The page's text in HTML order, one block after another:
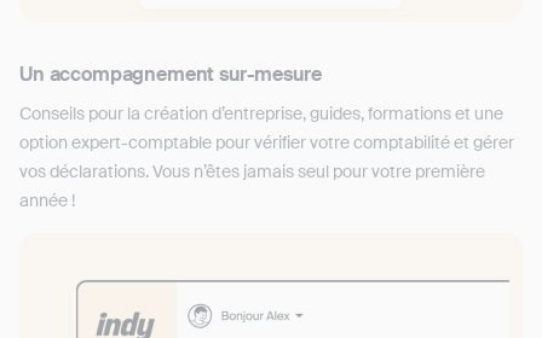
Un accompagnement sur-mesure
Conseils pour la création d’entreprise, guides, formations et une
option expert-comptable pour vérifier votre comptabilité et gérer
vos déclarations. Vous n’êtes jamais seul pour votre première
année !